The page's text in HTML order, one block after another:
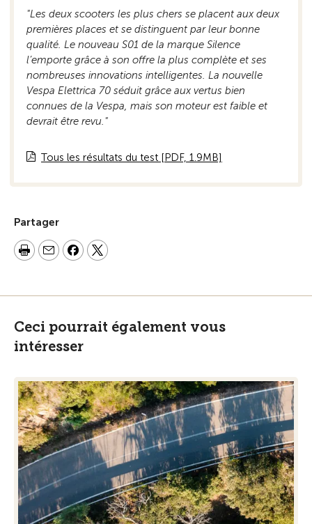
"Les deux scooters les plus chers se placent aux deux
premières places et se distinguent par leur bonne
qualité. Le nouveau S01 de la marque Silence
l’emporte grâce à son offre la plus complète et ses
nombreuses innovations intelligentes. La nouvelle
Vespa Elettrica 70 séduit grâce aux vertus bien
connues de la Vespa, mais son moteur est faible et
devrait être revu."
Tous les résultats du test [PDF, 1.9MB]
Partager
Ceci pourrait également vous
intéresser